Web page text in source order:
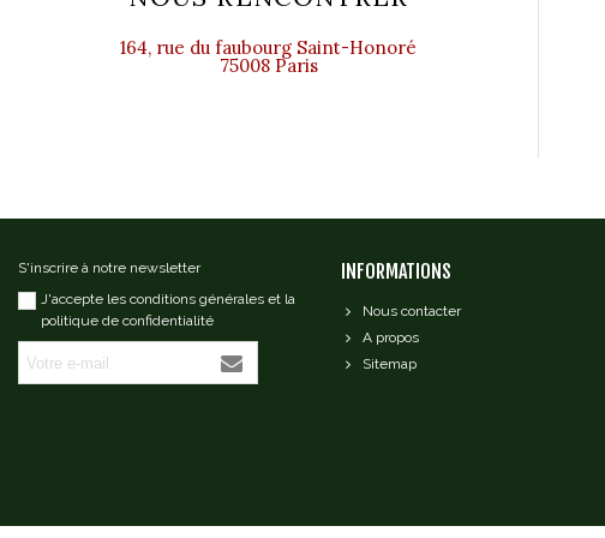
164, rue du faubourg Saint-Honoré
75008 Paris
S'inscrire à notre newsletter
J'accepte les conditions générales et la
politique de confidentialité
INFORMATIONS
Nous contacter
A propos
Sitemap